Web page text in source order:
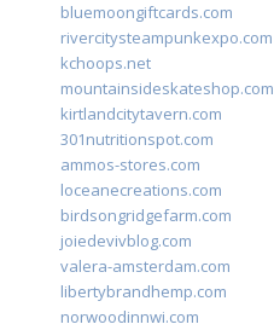
bluemoongiftcards.com
rivercitysteampunkexpo.com
kchoops.net
mountainsideskateshop.com
kirtlandcitytavern.com
301nutritionspot.com
ammos-stores.com
loceanecreations.com
birdsongridgefarm.com
joiedevivblog.com
valera-amsterdam.com
libertybrandhemp.com
norwoodinnwi.com